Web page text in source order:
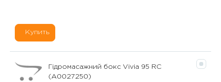
Купить
Гідромасажний бокс Vivia 95 RC
(А0027250)